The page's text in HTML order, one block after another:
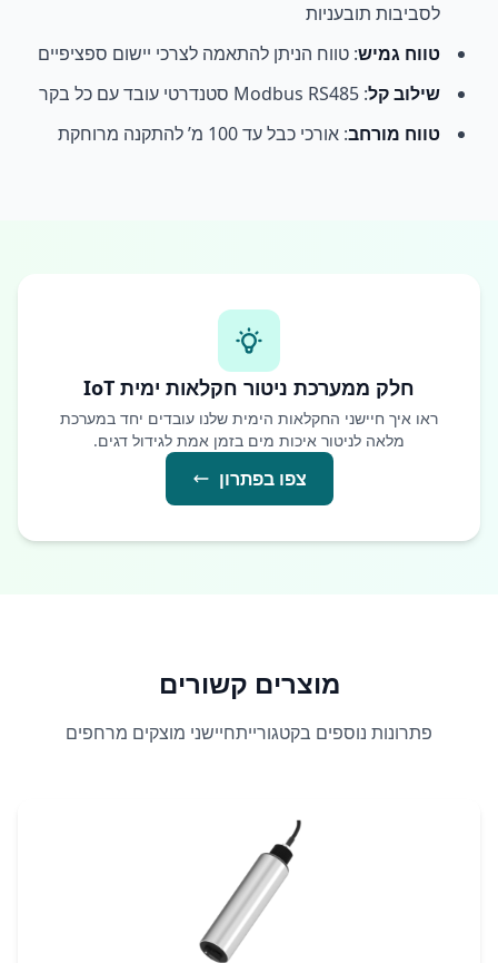
לסביבות תובעניות
טווח גמיש: טווח הניתן להתאמה לצרכי יישום ספציפיים
שילוב קל: Modbus RS485 סטנדרטי עובד עם כל בקר
טווח מורחב: אורכי כבל עד 100 מ’ להתקנה מרוחקת
חלק ממערכת ניטור חקלאות ימית IoT
ראו איך חיישני החקלאות הימית שלנו עובדים יחד במערכת
מלאה לניטור איכות מים בזמן אמת לגידול דגים.
צפו בפתרון
מוצרים קשורים
פתרונות נוספים בקטגורייתחיישני מוצקים מרחפים